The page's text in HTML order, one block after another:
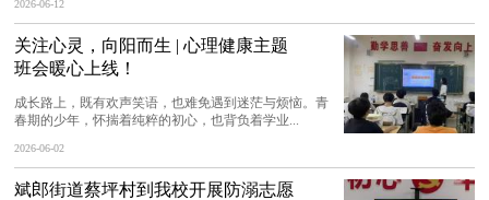
2026-06-12
关注心灵，向阳而生 | 心理健康主题
班会暖心上线！
成长路上，既有欢声笑语，也难免遇到迷茫与烦恼。青
春期的少年，怀揣着纯粹的初心，也背负着学业...
2026-06-02
斌郎街道蔡坪村到我校开展防溺志愿